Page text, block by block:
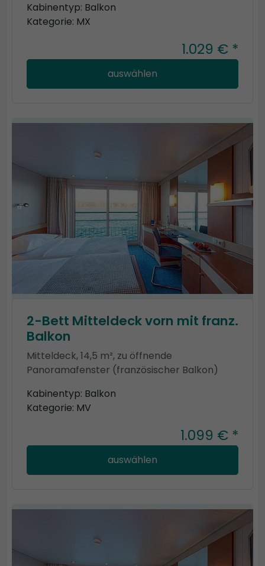
Kabinentyp: Balkon
Kategorie: MX
1.029 € *
auswählen
2-Bett Mitteldeck vorn mit franz.
Balkon
Mitteldeck, 14,5 m², zu öffnende
Panoramafenster (französischer Balkon)
Kabinentyp: Balkon
Kategorie: MV
1.099 € *
auswählen